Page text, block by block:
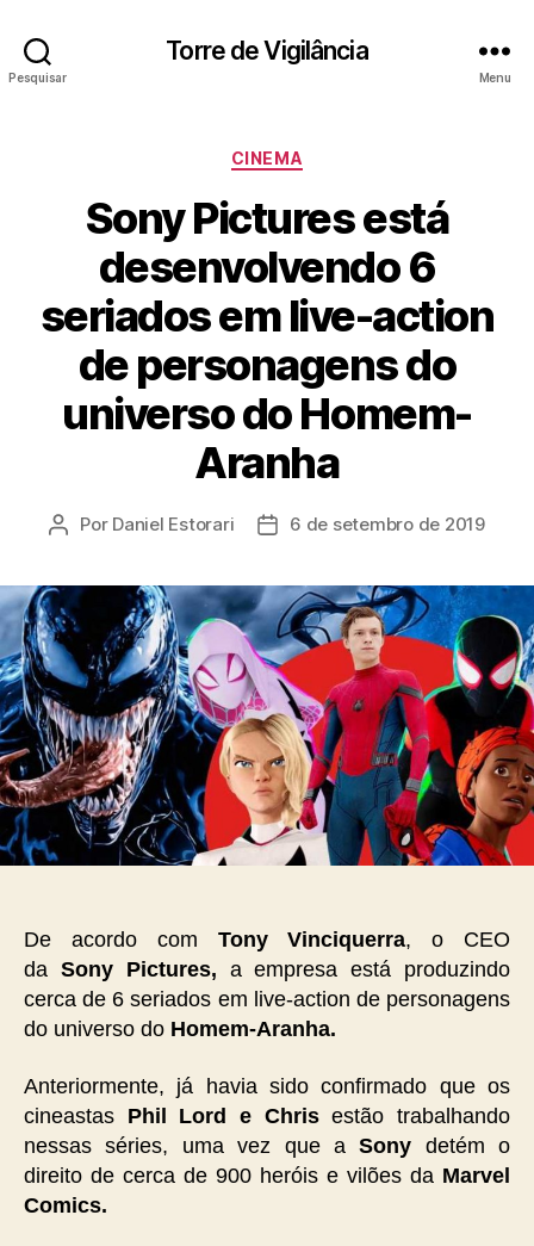
Pesquisar
Torre de Vigilância
Menu
Categorias
CINEMA
Sony Pictures está
desenvolvendo 6
seriados em live-action
de personagens do
universo do Homem-
Aranha
Autor
Por Daniel Estorari
Data6 de setembro de 2019
De acordo com Tony Vinciquerra, o CEO
da Sony Pictures, a empresa está produzindo
cerca de 6 seriados em live-action de personagens
do universo do Homem-Aranha.
Anteriormente, já havia sido confirmado que os
cineastas Phil Lord e Chrisestão trabalhando
nessas séries, uma vez que aSony detém o
direito de cerca de 900 heróis e vilões da Marvel
Comics.